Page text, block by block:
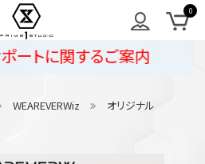
に関するご案内
WEAREVERWiz
オリジナル